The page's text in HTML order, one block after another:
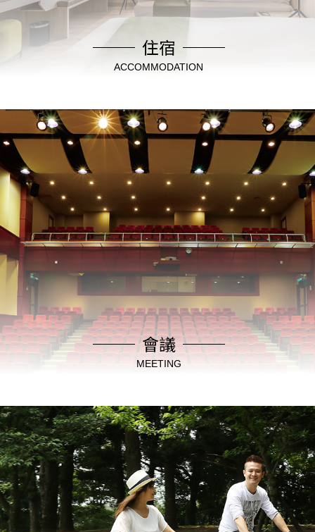
住宿
ACCOMMODATION
會議
MEETING